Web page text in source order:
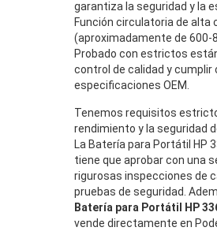
garantiza la seguridad y la
Función circulatoria de alta
(aproximadamente de 600-
Probado con estrictos
control de calidad y cumplir
especificaciones OEM.
Tenemos requisitos
rendimiento y la seguridad
La Batería para Portátil HP
tiene que aprobar con una
rigurosas inspecciones de
pruebas de seguridad.
Batería para Portátil HP
vende directamente en